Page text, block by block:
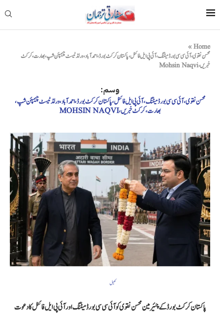
Home
»
محسن نقوی، آئی سی سی بورڈ میٹنگ، آئی پی ایل فائنل، پاکستان کرکٹ بورڈ، احمد آباد، ورلڈ ٹیسٹ چیمپئن شپ، بھارت، کرکٹ
خبریں، Mohsin Naqvi
وسم:
محسن نقوی، آئی سی سی بورڈ میٹنگ، آئی پی ایل فائنل، پاکستان کرکٹ بورڈ، احمد آباد، ورلڈ ٹیسٹ چیمپئن شپ،
بھارت، کرکٹ خبریں، MOHSIN NAQVI
کھیل
پاکستان کرکٹ بورڈ کے چئیرمین محسن نقوی کو آئی سی سی بورڈ میٹنگ اور آئی پی ایل فائنل کا دعوت